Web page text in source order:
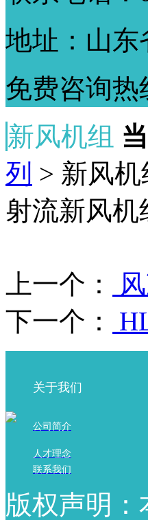
地址：山东
免费咨询热
新风机组
列 > 新风机
射流新风机
上一个：
下一个：
关于我们
公司简介
人才理念
联系我们
版权声明